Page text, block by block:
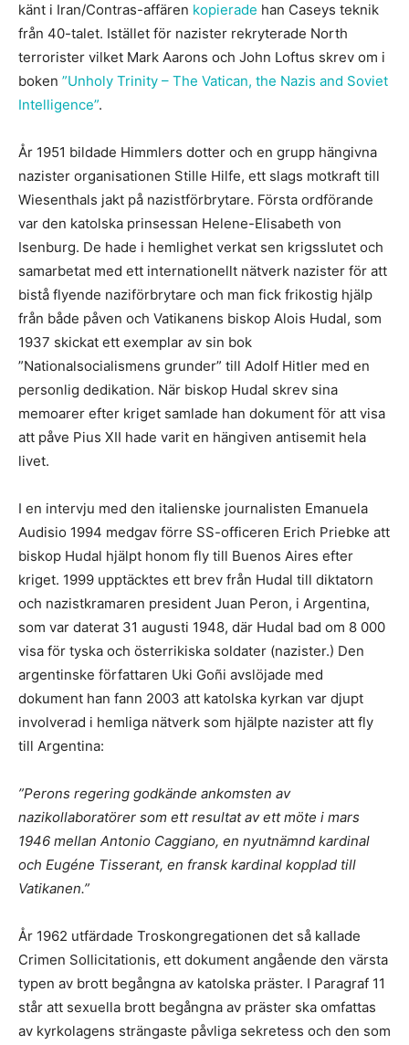
känt i Iran/Contras-affären kopierade han Caseys teknik
från 40-talet. Istället för nazister rekryterade North
terrorister vilket Mark Aarons och John Loftus skrev om i
boken ”Unholy Trinity – The Vatican, the Nazis and Soviet
Intelligence”.
År 1951 bildade Himmlers dotter och en grupp hängivna
nazister organisationen Stille Hilfe, ett slags motkraft till
Wiesenthals jakt på nazistförbrytare. Första ordförande
var den katolska prinsessan Helene-Elisabeth von
Isenburg. De hade i hemlighet verkat sen krigsslutet och
samarbetat med ett internationellt nätverk nazister för att
bistå flyende naziförbrytare och man fick frikostig hjälp
från både påven och Vatikanens biskop Alois Hudal, som
1937 skickat ett exemplar av sin bok
”Nationalsocialismens grunder” till Adolf Hitler med en
personlig dedikation. När biskop Hudal skrev sina
memoarer efter kriget samlade han dokument för att visa
att påve Pius XII hade varit en hängiven antisemit hela
livet.
I en intervju med den italienske journalisten Emanuela
Audisio 1994 medgav förre SS-officeren Erich Priebke att
biskop Hudal hjälpt honom fly till Buenos Aires efter
kriget. 1999 upptäcktes ett brev från Hudal till diktatorn
och nazistkramaren president Juan Peron, i Argentina,
som var daterat 31 augusti 1948, där Hudal bad om 8 000
visa för tyska och österrikiska soldater (nazister.) Den
argentinske författaren Uki Goñi avslöjade med
dokument han fann 2003 att katolska kyrkan var djupt
involverad i hemliga nätverk som hjälpte nazister att fly
till Argentina:
”Perons regering godkände ankomsten av
nazikollaboratörer som ett resultat av ett möte i mars
1946 mellan Antonio Caggiano, en nyutnämnd kardinal
och Eugéne Tisserant, en fransk kardinal kopplad till
Vatikanen.”
År 1962 utfärdade Troskongregationen det så kallade
Crimen Sollicitationis, ett dokument angående den värsta
typen av brott begångna av katolska präster. I Paragraf 11
står att sexuella brott begångna av präster ska omfattas
av kyrkolagens strängaste påvliga sekretess och den som